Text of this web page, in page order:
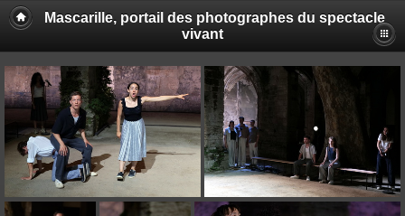
Mascarille, portail des photographes du spectacle
vivant